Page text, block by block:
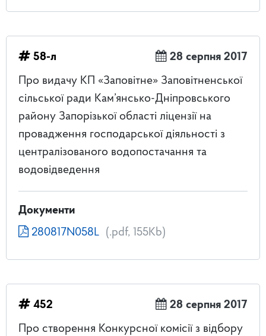
58-л
28 серпня 2017
Про видачу КП «Заповітне» Заповітненської
сільської ради Кам’янсько-Дніпровського
району Запорізької області ліцензії на
провадження господарської діяльності з
централізованого водопостачання та
водовідведення
Документи
280817N058L (.pdf, 155Kb)
452
28 серпня 2017
Про створення Конкурсної комісії з відбору